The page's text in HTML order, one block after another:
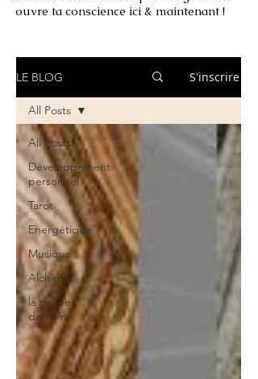
ouvre ta conscience ici & maintenant !
LE BLOG S'inscrire
All Posts
Développement
personnel
Tarot
Energétique
Musique
Alchimie
la pesée
de l'âme
All Posts